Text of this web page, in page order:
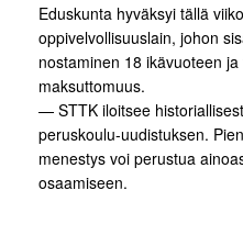
Eduskunta hyväksyi tällä
oppivelvollisuuslain, johon
nostaminen 18 ikävuoteen
maksuttomuus.
— STTK iloitsee
peruskoulu-uudistuksen.
menestys voi perustua
osaamiseen.